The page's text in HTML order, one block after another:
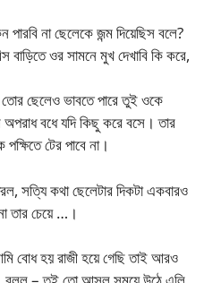
না ছেলেকে জন্ম দিয়েছিস বলে?
বাড়িতে ওর সামনে মুখ দেখাবি কি করে,
ছেলেও ভাবতে পারে তুই ওকে
অপরাধ বধে যদি কিছু করে বসে। তার
টের পাবে না।
সত্যি কথা ছেলেটার দিকটা একবারও
তার চেয়ে …।
বোধ হয় রাজী হয়ে গেছি তাই আরও